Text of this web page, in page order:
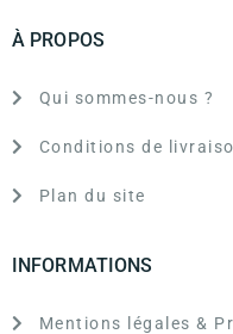
À PROPOS
Qui sommes-nous ?
Conditions de
Plan du site
INFORMATIONS
Mentions légales &